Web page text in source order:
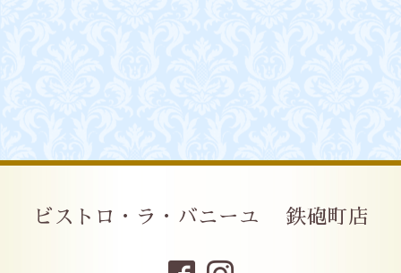
ビストロ・ラ・バニーユ 鉄砲町店